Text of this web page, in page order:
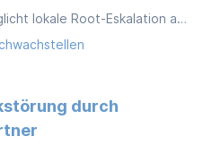
Kernel-Schwachstelle ermöglicht lokale Root-Eskalation auf Rocky Linux. Mitigation erfolgt kurzfristig, Patches werden anschließend abgestimmt eingespielt.
durch